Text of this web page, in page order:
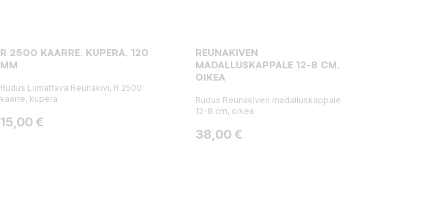
R 2500 KAARRE, KUPERA, 120
MM
Rudus Liimattava Reunakivi, R 2500
kaarre, kupera
Hinta
15,00 €
REUNAKIVEN
MADALLUSKAPPALE 12-8 CM,
OIKEA
Rudus Reunakiven madalluskappale
12-8 cm, oikea
Hinta
38,00 €